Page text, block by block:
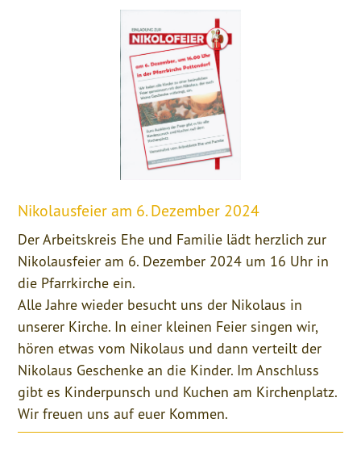
Nikolausfeier am 6. Dezember 2024
Der Arbeitskreis Ehe und Familie lädt herzlich zur
Nikolausfeier am 6. Dezember 2024 um 16 Uhr in
die Pfarrkirche ein.
Alle Jahre wieder besucht uns der Nikolaus in
unserer Kirche. In einer kleinen Feier singen wir,
hören etwas vom Nikolaus und dann verteilt der
Nikolaus Geschenke an die Kinder. Im Anschluss
gibt es Kinderpunsch und Kuchen am Kirchenplatz.
Wir freuen uns auf euer Kommen.